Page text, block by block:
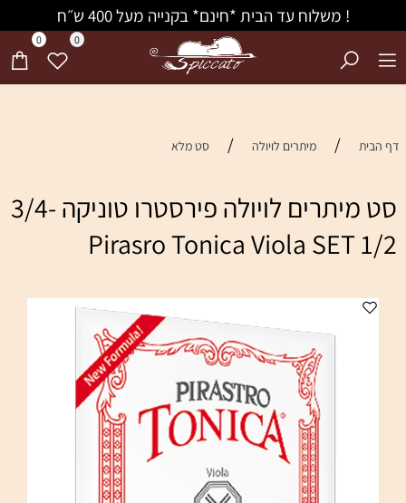
! משלוח עד הבית *חינם* בקנייה מעל 400 ש״ח
0
/ מיתרים לויולה / סט מלא
סט מיתרים לויולה פירסטרו טוניקה 3/4-
1/2